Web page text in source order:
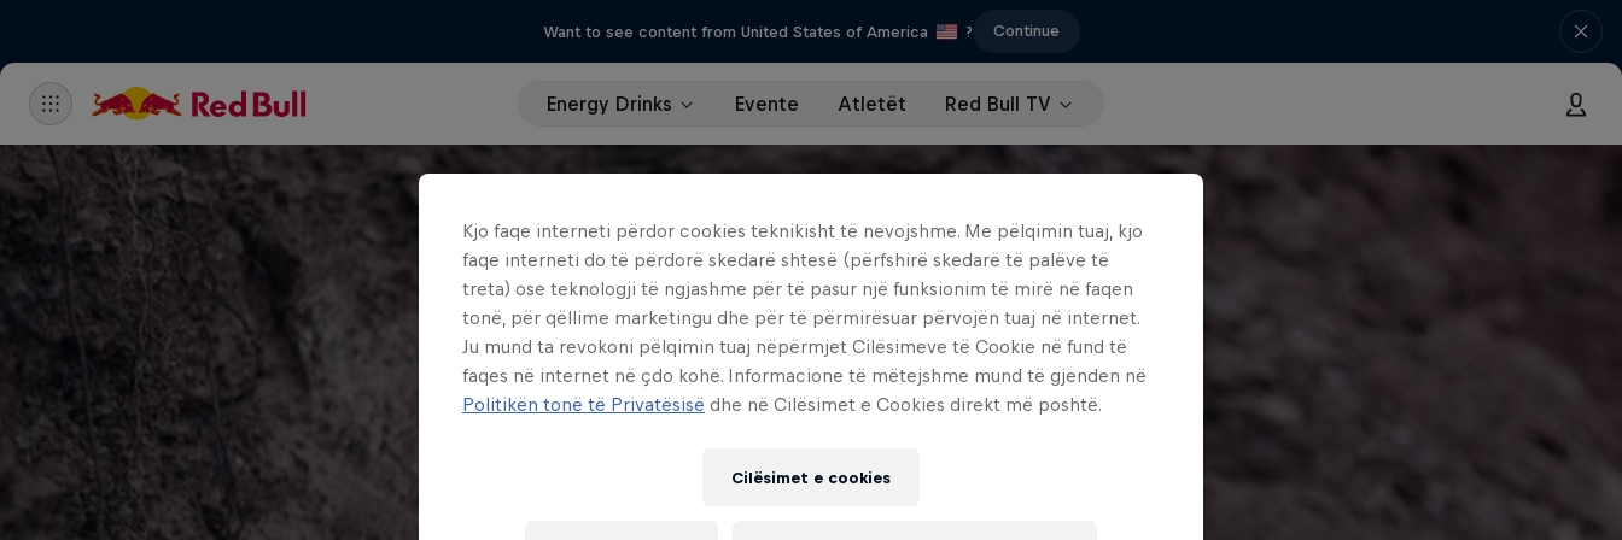
Want to see content from United States of America ? Continue
Energy Drinks Evente Atletët Red Bull TV
Kjo faqe interneti përdor cookies teknikisht të nevojshme. Me pëlqimin tuaj, kjo
faqe interneti do të përdorë skedarë shtesë (përfshirë skedarë të palëve të
treta) ose teknologji të ngjashme për të pasur një funksionim të mirë në faqen
tonë, për qëllime marketingu dhe për të përmirësuar përvojën tuaj në internet.
Ju mund ta revokoni pëlqimin tuaj nëpërmjet Cilësimeve të Cookie në fund të
faqes në internet në çdo kohë. Informacione të mëtejshme mund të gjenden në
Politikën tonë të Privatësisë dhe në Cilësimet e Cookies direkt më poshtë.
Cilësimet e cookies